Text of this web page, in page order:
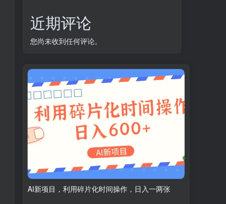
近期评论
您尚未收到任何评论。
AI新项目，利用碎片化时间操作，日入一两张